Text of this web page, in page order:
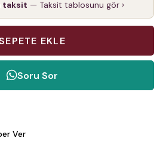
taksit — Taksit tablosunu gör ›
Soru Sor
Ver